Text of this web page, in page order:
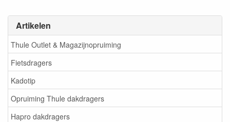
Artikelen
Thule Outlet & Magazijnopruiming
Fietsdragers
Kadotip
Opruiming Thule dakdragers
Hapro dakdragers